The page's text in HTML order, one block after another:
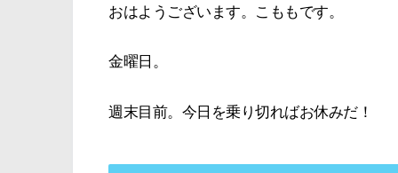
おはようございます。こももです。
金曜日。
週末目前。今日を乗り切ればお休みだ！